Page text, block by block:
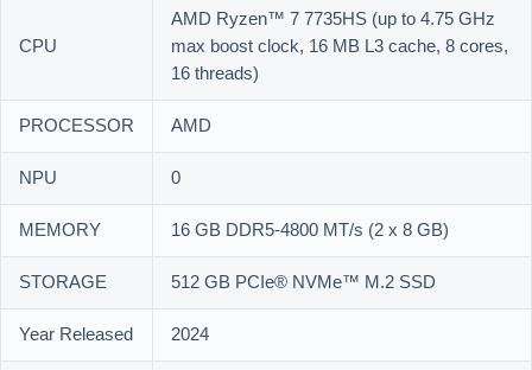
CPU
AMD Ryzen™ 7 7735HS (up to 4.75 GHz
max boost clock, 16 MB L3 cache, 8 cores,
16 threads)
PROCESSOR
AMD
NPU
0
MEMORY
16 GB DDR5-4800 MT/s (2 x 8 GB)
STORAGE
512 GB PCIe® NVMe™ M.2 SSD
Year Released
2024